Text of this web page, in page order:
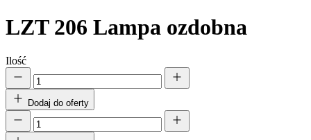
LZT 206 Lampa ozdobna
Ilość
Dodaj do oferty